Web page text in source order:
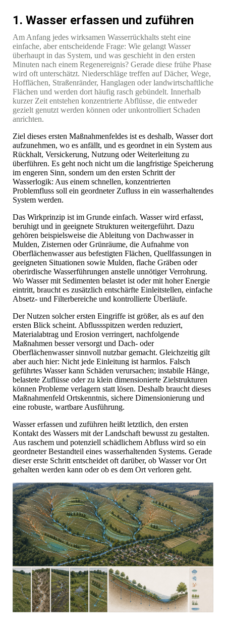
1. Wasser erfassen und zuführen
Am Anfang jedes wirksamen Wasserrückhalts steht eine
einfache, aber entscheidende Frage: Wie gelangt Wasser
überhaupt in das System, und was geschieht in den ersten
Minuten nach einem Regenereignis? Gerade diese frühe Phase
wird oft unterschätzt. Niederschläge treffen auf Dächer, Wege,
Hofflächen, Straßenränder, Hanglagen oder landwirtschaftliche
Flächen und werden dort häufig rasch gebündelt. Innerhalb
kurzer Zeit entstehen konzentrierte Abflüsse, die entweder
gezielt genutzt werden können oder unkontrolliert Schaden
anrichten.
Ziel dieses ersten Maßnahmenfeldes ist es deshalb, Wasser dort
aufzunehmen, wo es anfällt, und es geordnet in ein System aus
Rückhalt, Versickerung, Nutzung oder Weiterleitung zu
überführen. Es geht noch nicht um die langfristige Speicherung
im engeren Sinn, sondern um den ersten Schritt der
Wasserlogik: Aus einem schnellen, konzentrierten
Problemfluss soll ein geordneter Zufluss in ein wasserhaltendes
System werden.
Das Wirkprinzip ist im Grunde einfach. Wasser wird erfasst,
beruhigt und in geeignete Strukturen weitergeführt. Dazu
gehören beispielsweise die Ableitung von Dachwasser in
Mulden, Zisternen oder Grünräume, die Aufnahme von
Oberflächenwasser aus befestigten Flächen, Quellfassungen in
geeigneten Situationen sowie Mulden, flache Gräben oder
oberirdische Wasserführungen anstelle unnötiger Verrohrung.
Wo Wasser mit Sedimenten belastet ist oder mit hoher Energie
eintritt, braucht es zusätzlich entschärfte Einleitstellen, einfache
Absetz- und Filterbereiche und kontrollierte Überläufe.
Der Nutzen solcher ersten Eingriffe ist größer, als es auf den
ersten Blick scheint. Abflussspitzen werden reduziert,
Materialabtrag und Erosion verringert, nachfolgende
Maßnahmen besser versorgt und Dach- oder
Oberflächenwasser sinnvoll nutzbar gemacht. Gleichzeitig gilt
aber auch hier: Nicht jede Einleitung ist harmlos. Falsch
geführtes Wasser kann Schäden verursachen; instabile Hänge,
belastete Zuflüsse oder zu klein dimensionierte Zielstrukturen
können Probleme verlagern statt lösen. Deshalb braucht dieses
Maßnahmenfeld Ortskenntnis, sichere Dimensionierung und
eine robuste, wartbare Ausführung.
Wasser erfassen und zuführen heißt letztlich, den ersten
Kontakt des Wassers mit der Landschaft bewusst zu gestalten.
Aus raschem und potenziell schädlichem Abfluss wird so ein
geordneter Bestandteil eines wasserhaltenden Systems. Gerade
dieser erste Schritt entscheidet oft darüber, ob Wasser vor Ort
gehalten werden kann oder ob es dem Ort verloren geht.